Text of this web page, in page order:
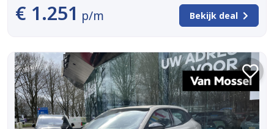
€ 1.251 p/m Bekijk deal